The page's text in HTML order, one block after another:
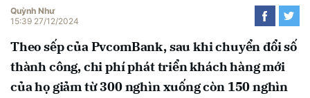
Quỳnh Như
15:39 27/12/2024
Theo sếp của PvcomBank, sau khi chuyển đổi số
thành công, chi phí phát triển khách hàng mới
của họ giảm từ 300 nghìn xuống còn 150 nghìn
Hủy